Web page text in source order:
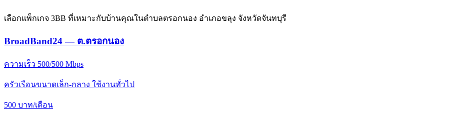
เลือกแพ็กเกจ 3BB ที่เหมาะกับบ้านคุณในตำบลตรอกนอง อำเภอขลุง จังหวัดจันทบุรี
BroadBand24 — ต.ตรอกนอง
ความเร็ว 500/500 Mbps
ครัวเรือนขนาดเล็ก-กลาง ใช้งานทั่วไป
500 บาท/เดือน